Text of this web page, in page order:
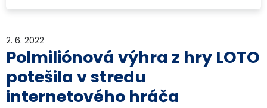
2. 6. 2022
Polmiliónová výhra z hry LOTO
potešila v stredu
internetového hráča